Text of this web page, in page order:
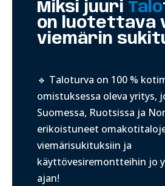
Miksi juuri Talo
on luotettava
viemärin
🔹 Taloturva on 100 %
omistuksessa oleva yritys,
Suomessa, Ruotsissa ja
erikoistuneet
viemärisukituksiin ja
käyttövesiremontteihin jo
ajan!